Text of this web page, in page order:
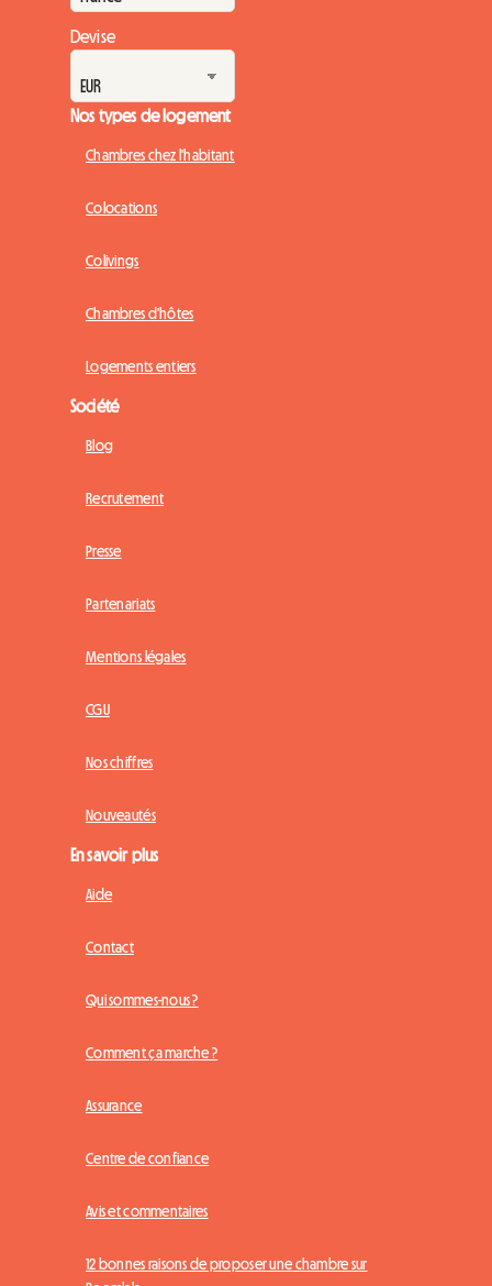
Devise
Nos types de logement
Chambres chez l'habitant
Colocations
Colivings
Chambres d'hôtes
Logements entiers
Société
Blog
Recrutement
Presse
Partenariats
Mentions légales
CGU
Nos chiffres
Nouveautés
En savoir plus
Aide
Contact
Qui sommes-nous ?
Comment ça marche ?
Assurance
Centre de confiance
Avis et commentaires
12 bonnes raisons de proposer une chambre sur